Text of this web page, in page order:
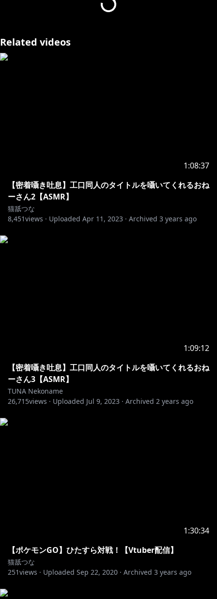
https://doneru.jp/nekotuna
https://twitter.com/chichi_8181_
Hello! I am Independent Cat Vtuber "Nekoname
ASMR, Situation voices and Gaming livestreams and
ear licking is what my main channel is about.
Other "special contents" are on FC2///
Related videos
1:08:37
【密着囁き吐息】工口同人のタイトルを囁いてくれるおね
ーさん2【ASMR】
猫舐つな
8,451views · Uploaded Apr 11, 2023 · Archived 3 years ago
1:09:12
【密着囁き吐息】工口同人のタイトルを囁いてくれるおね
ーさん3【ASMR】
TUNA Nekoname
26,715views · Uploaded Jul 9, 2023 · Archived 2 years ago
1:30:34
【ポケモンGO】ひたすら対戦！【Vtuber配信】
猫舐つな
251views · Uploaded Sep 22, 2020 · Archived 3 years ago